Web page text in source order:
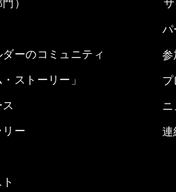
）
ーのコミュニティ
ストーリー」
リー
パ
参
連